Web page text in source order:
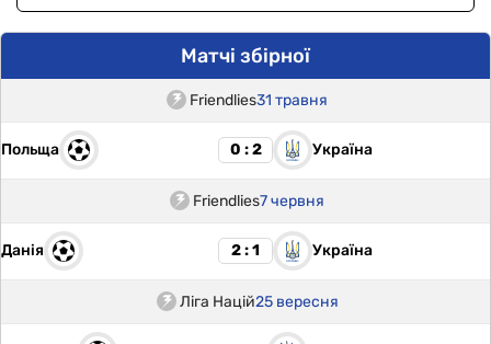
Матчі збірної
Friendlies31 травня
Польща 0 : 2 Україна
Friendlies7 червня
Данія 2 : 1 Україна
Ліга Націй25 вересня